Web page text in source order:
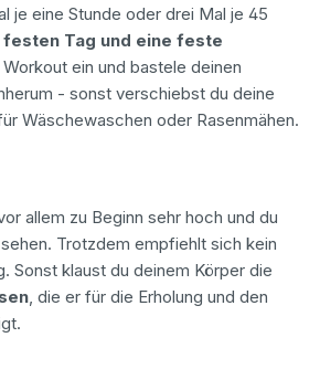
je eine Stunde oder drei Mal je 45
festen Tag und eine feste
ein und bastele deinen
- sonst verschiebst du deine
Wäschewaschen oder Rasenmähen.
allem zu Beginn sehr hoch und du
Trotzdem empfiehlt sich kein
Sonst klaust du deinem Körper die
, die er für die Erholung und den